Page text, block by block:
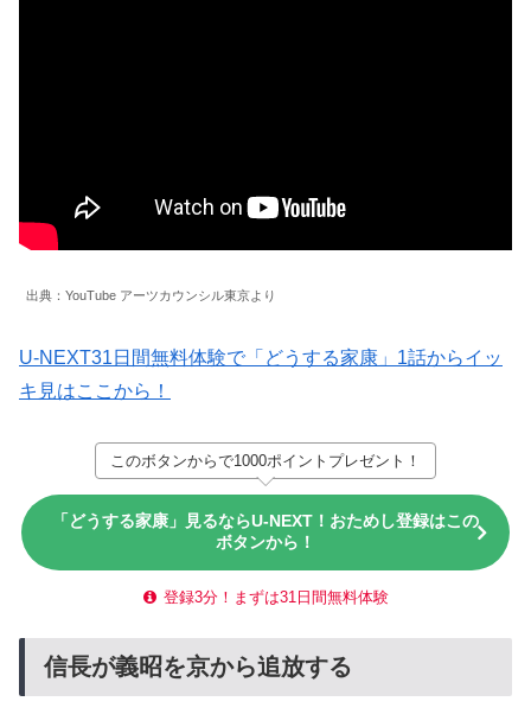
出典：YouTube アーツカウンシル東京より
U-NEXT31日間無料体験で「どうする家康」1話からイッ
キ見はここから！
このボタンからで1000ポイントプレゼント！
「どうする家康」見るならU-NEXT！おためし登録はこの
ボタンから！
登録3分！まずは31日間無料体験
信長が義昭を京から追放する